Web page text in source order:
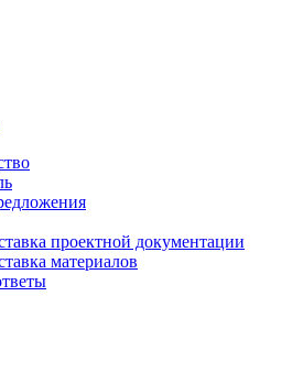
проектной документации
материалов